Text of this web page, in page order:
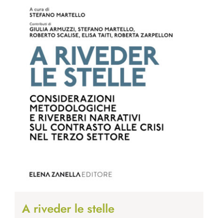
A riveder le stelle